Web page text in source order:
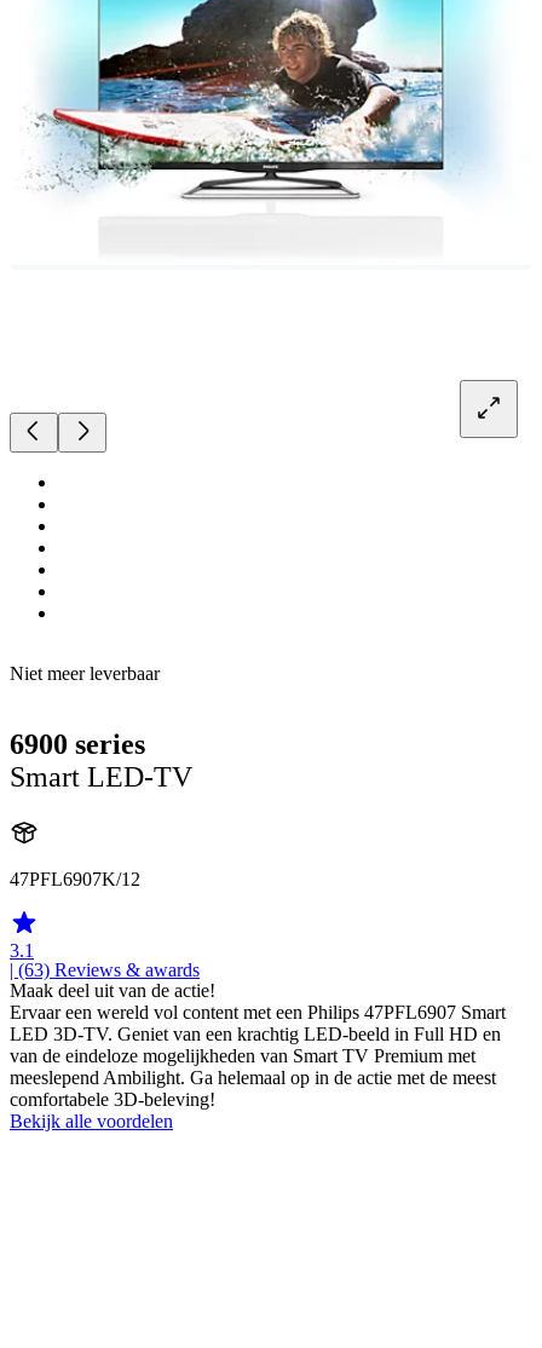
Niet meer leverbaar
6900 series
Smart LED-TV
47PFL6907K/12
3.1
| (63) Reviews & awards
Maak deel uit van de actie!
Ervaar een wereld vol content met een Philips 47PFL6907 Smart
LED 3D-TV. Geniet van een krachtig LED-beeld in Full HD en
van de eindeloze mogelijkheden van Smart TV Premium met
meeslepend Ambilight. Ga helemaal op in de actie met de meest
comfortabele 3D-beleving!
Bekijk alle voordelen